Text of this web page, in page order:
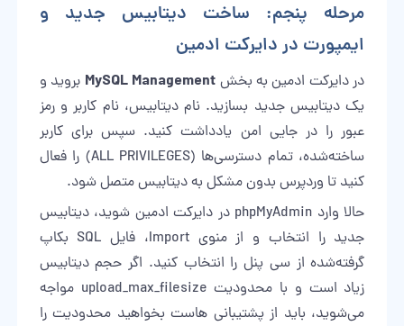
مرحله پنجم: ساخت دیتابیس جدید و
ایمپورت در دایرکت ادمین
در دایرکت ادمین به بخش MySQL Management بروید و
یک دیتابیس جدید بسازید. نام دیتابیس، نام کاربر و رمز
عبور را در جایی امن یادداشت کنید. سپس برای کاربر
ساخته‌شده، تمام دسترسی‌ها (ALL PRIVILEGES) را فعال
کنید تا وردپرس بدون مشکل به دیتابیس متصل شود.
حالا وارد phpMyAdmin در دایرکت ادمین شوید، دیتابیس
جدید را انتخاب و از منوی Import، فایل SQL بکاپ
گرفته‌شده از سی پنل را انتخاب کنید. اگر حجم دیتابیس
زیاد است و با محدودیت upload_max_filesize مواجه
می‌شوید، باید از پشتیبانی هاست بخواهید محدودیت را